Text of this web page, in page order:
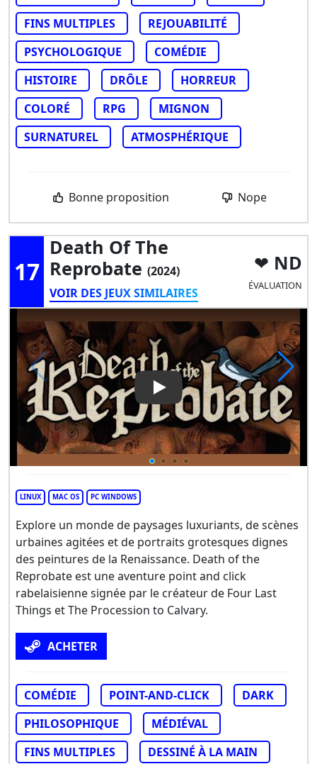
FINS MULTIPLES
REJOUABILITÉ
PSYCHOLOGIQUE
COMÉDIE
HISTOIRE
DRÔLE
HORREUR
COLORÉ
RPG
MIGNON
SURNATUREL
ATMOSPHÉRIQUE
Bonne proposition Nope
17
Death Of The
Reprobate (2024)
VOIR DES JEUX SIMILAIRES
ND
ÉVALUATION
Play Video: Death of the
LINUX MAC OS PC WINDOWS
Explore un monde de paysages luxuriants, de scènes
urbaines agitées et de portraits grotesques dignes
des peintures de la Renaissance. Death of the
Reprobate est une aventure point and click
rabelaisienne signée par le créateur de Four Last
Things et The Procession to Calvary.
ACHETER
COMÉDIE POINT-AND-CLICK
DARK
PHILOSOPHIQUE
MÉDIÉVAL
FINS MULTIPLES
DESSINÉ À LA MAIN